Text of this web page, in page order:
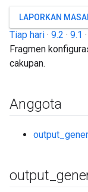
LAPORKAN
Tiap hari · 9.2 · 9.1 ·
Fragmen
cakupan.
Anggota
output